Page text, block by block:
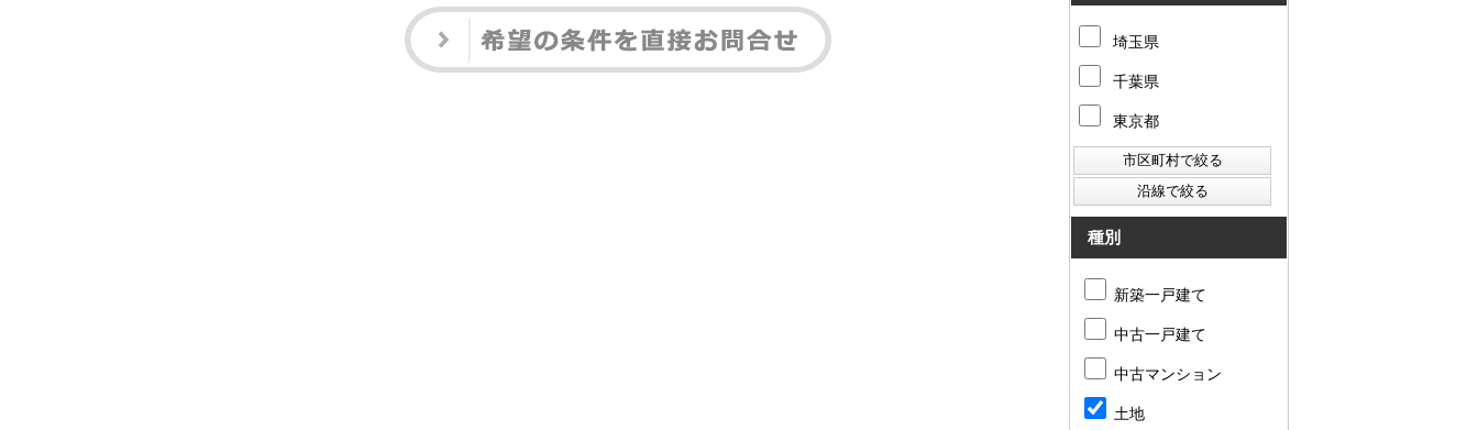
埼玉県
千葉県
東京都
種別
新築一戸建て
中古一戸建て
中古マンション
土地